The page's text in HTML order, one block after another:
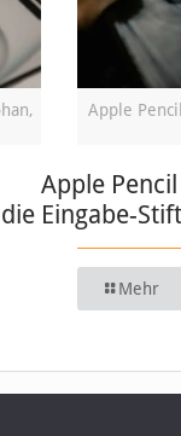
Apple
Apple
Eingabe-
Mehr